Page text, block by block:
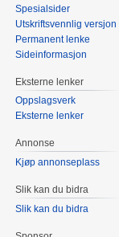
Spesialsider
Utskriftsvennlig versjon
Permanent lenke
Sideinformasjon
Eksterne lenker
Oppslagsverk
Eksterne lenker
Annonse
Kjøp annonseplass
Slik kan du bidra
Slik kan du bidra